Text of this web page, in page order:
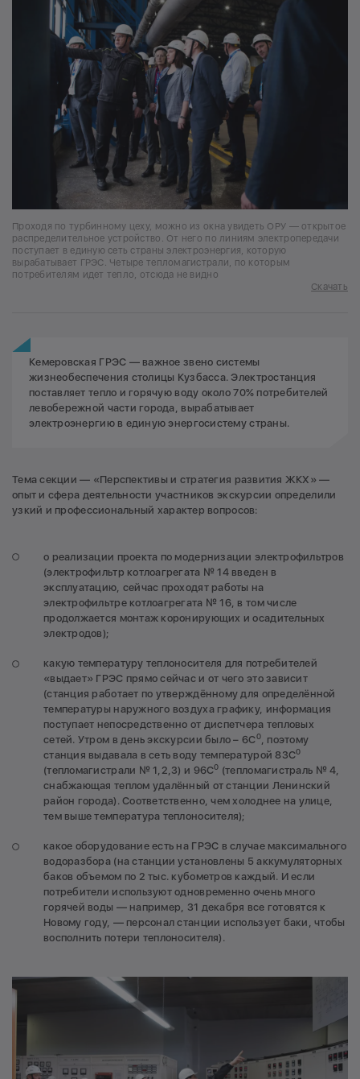
Проходя по турбинному цеху, можно из окна увидеть ОРУ — открытое
распределительное устройство. От него по линиям электропередачи
поступает в единую сеть страны электроэнергия, которую
вырабатывает ГРЭС. Четыре тепломагистрали, по которым
потребителям идет тепло, отсюда не видно
Скачать
Кемеровская ГРЭС — важное звено системы
жизнеобеспечения столицы Кузбасса. Электростанция
поставляет тепло и горячую воду около 70% потребителей
левобережной части города, вырабатывает
электроэнергию в единую энергосистему страны.
Тема секции — «Перспективы и стратегия развития ЖКХ» —
опыт и сфера деятельности участников экскурсии определили
узкий и профессиональный характер вопросов:
о реализации проекта по модернизации электрофильтров
(электрофильтр котлоагрегата № 14 введен в
эксплуатацию, сейчас проходят работы на
электрофильтре котлоагрегата № 16, в том числе
продолжается монтаж коронирующих и осадительных
электродов);
какую температуру теплоносителя для потребителей
«выдает» ГРЭС прямо сейчас и от чего это зависит
(станция работает по утверждённому для определённой
температуры наружного воздуха графику, информация
поступает непосредственно от диспетчера тепловых
сетей. Утром в день экскурсии было – 6С0, поэтому
станция выдавала в сеть воду температурой 83С0
(тепломагистрали № 1,2,3) и 96С0 (тепломагистраль № 4,
снабжающая теплом удалённый от станции Ленинский
район города). Соответственно, чем холоднее на улице,
тем выше температура теплоносителя);
какое оборудование есть на ГРЭС в случае максимального
водоразбора (на станции установлены 5 аккумуляторных
баков объемом по 2 тыс. кубометров каждый. И если
потребители используют одновременно очень много
горячей воды — например, 31 декабря все готовятся к
Новому году, — персонал станции использует баки, чтобы
восполнить потери теплоносителя).